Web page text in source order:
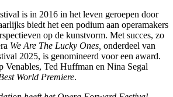
is in 2016 in het leven geroepen door
biedt het een podium aan operamakers
op de kunstvorm. Met succes, zo
We Are The Lucky Ones, onderdeel van
2025, is genomineerd voor een award.
Venables, Ted Huffman en Nina Segal
World Premiere.